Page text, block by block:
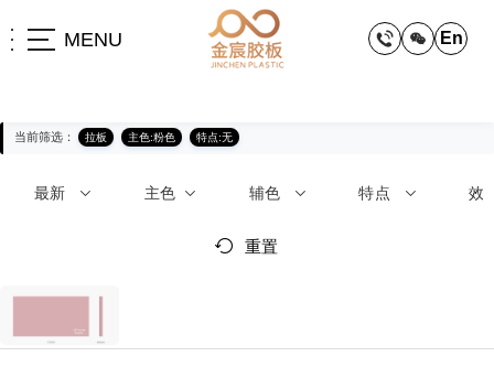
MENU En
当前筛选： 拉板 主色:粉色 特点:无
最新 主色 辅色 特点 效
重置